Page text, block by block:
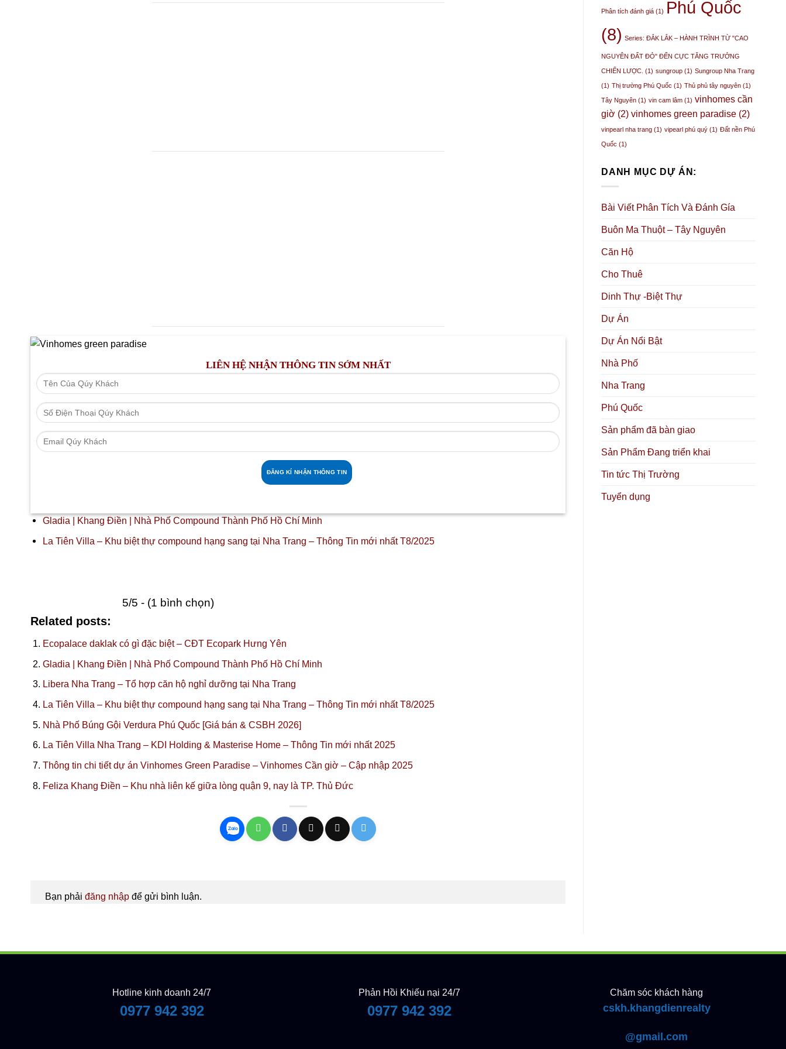
LIÊN HỆ NHẬN THÔNG TIN SỚM NHẤT
Gladia | Khang Điền | Nhà Phố Compound Thành Phố Hồ Chí Minh
La Tiên Villa – Khu biệt thự compound hạng sang tại Nha Trang – Thông Tin mới nhất T8/2025
5/5 - (1 bình chọn)
Related posts:
Ecopalace daklak có gì đặc biệt – CĐT Ecopark Hưng Yên
Gladia | Khang Điền | Nhà Phố Compound Thành Phố Hồ Chí Minh
Libera Nha Trang – Tổ hợp căn hộ nghỉ dưỡng tại Nha Trang
La Tiên Villa – Khu biệt thự compound hạng sang tại Nha Trang – Thông Tin mới nhất T8/2025
Nhà Phố Búng Gội Verdura Phú Quốc [Giá bán & CSBH 2026]
La Tiên Villa Nha Trang – KDI Holding & Masterise Home – Thông Tin mới nhất 2025
Thông tin chi tiết dự án Vinhomes Green Paradise – Vinhomes Cần giờ – Cập nhập 2025
Feliza Khang Điền – Khu nhà liên kế giữa lòng quận 9, nay là TP. Thủ Đức
Bạn phải đăng nhập để gửi bình luận.
Phân tích đánh giá (1) Phú Quốc
(8) Series: ĐẮK LẮK – HÀNH TRÌNH TỪ "CAO
NGUYÊN ĐẤT ĐỎ" ĐẾN CỰC TĂNG TRƯỞNG
CHIẾN LƯỢC. (1) sungroup (1) Sungroup Nha Trang
(1) Thị trường Phú Quốc (1) Thủ phủ tây nguyên (1)
Tây Nguyên (1) vin cam lâm (1) vinhomes cần
giờ (2) vinhomes green paradise (2)
vinpearl nha trang (1) vipearl phú quý (1) Đất nền Phú
Quốc (1)
DANH MỤC DỰ ÁN:
Bài Viết Phân Tích Và Đánh Gía
Buôn Ma Thuột – Tây Nguyên
Căn Hộ
Cho Thuê
Dinh Thự -Biệt Thự
Dự Án
Dự Án Nổi Bật
Nhà Phố
Nha Trang
Phú Quốc
Sản phẩm đã bàn giao
Sản Phẩm Đang triển khai
Tin tức Thị Trường
Tuyển dụng
Hotline kinh doanh 24/7
0977 942 392
Phản Hồi Khiếu nại 24/7
0977 942 392
Chăm sóc khách hàng
cskh.khangdienrealty
@gmail.com